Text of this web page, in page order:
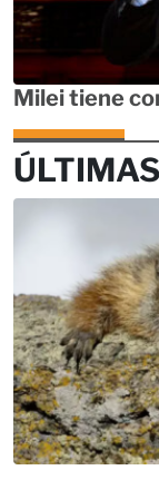
Milei tiene